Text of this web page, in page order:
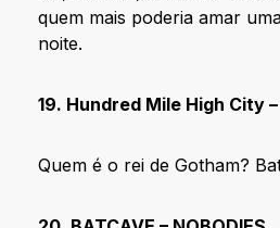
quem mais poderia amar
noite.
19. Hundred Mile High City
Quem é o rei de Gotham?